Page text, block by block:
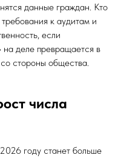
данные граждан. Кто
к аудитам и
если
на деле превращается в
со стороны общества.
числа
году станет больше